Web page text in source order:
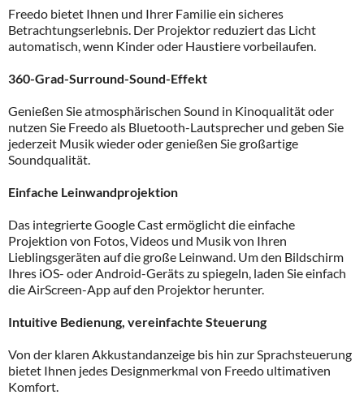
Freedo bietet Ihnen und Ihrer Familie ein sicheres
Betrachtungserlebnis. Der Projektor reduziert das Licht
automatisch, wenn Kinder oder Haustiere vorbeilaufen.
360-Grad-Surround-Sound-Effekt
Genießen Sie atmosphärischen Sound in Kinoqualität oder
nutzen Sie Freedo als Bluetooth-Lautsprecher und geben Sie
jederzeit Musik wieder oder genießen Sie großartige
Soundqualität.
Einfache Leinwandprojektion
Das integrierte Google Cast ermöglicht die einfache
Projektion von Fotos, Videos und Musik von Ihren
Lieblingsgeräten auf die große Leinwand. Um den Bildschirm
Ihres iOS- oder Android-Geräts zu spiegeln, laden Sie einfach
die AirScreen-App auf den Projektor herunter.
Intuitive Bedienung, vereinfachte Steuerung
Von der klaren Akkustandanzeige bis hin zur Sprachsteuerung
bietet Ihnen jedes Designmerkmal von Freedo ultimativen
Komfort.